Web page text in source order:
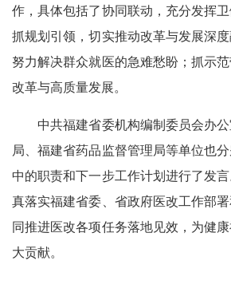
作，具体包括了协同联动，充分发挥卫
抓规划引领，切实推动改革与发展深度
努力解决群众就医的急难愁盼；抓示
改革与高质量发展。
中共福建省委机构编制委员会办公
局、福建省药品监督管理局等单位也
中的职责和下一步工作计划进行了发
真落实福建省委、省政府医改工作部
同推进医改各项任务落地见效，为健
大贡献。